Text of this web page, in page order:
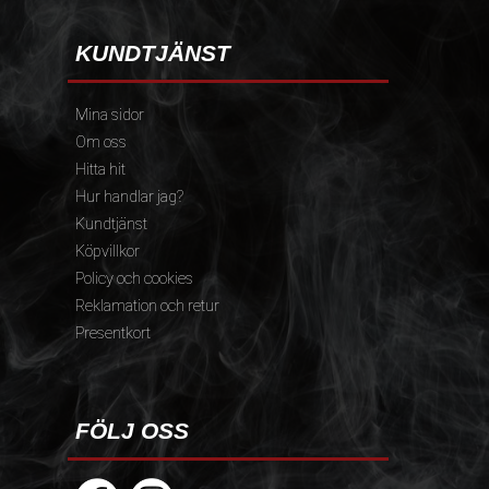
KUNDTJÄNST
Mina sidor
Om oss
Hitta hit
Hur handlar jag?
Kundtjänst
Köpvillkor
Policy och cookies
Reklamation och retur
Presentkort
FÖLJ OSS